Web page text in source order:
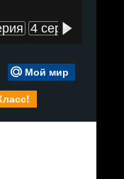
4 серия
Мой мир